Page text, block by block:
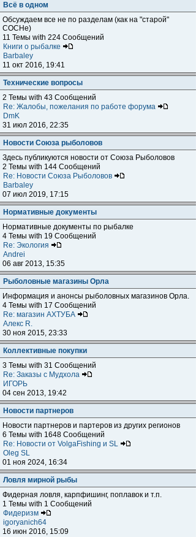
Всё в одном
Обсуждаем все не по разделам (как на "старой"
СОСНе)
11 Темы with 224 Сообщений
Книги о рыбалке
Barbaley
11 окт 2016, 19:41
Технические вопросы
2 Темы with 43 Сообщений
Re: Жалобы, пожелания по работе форума
DmK
31 июл 2016, 22:35
Новости Союза рыболовов
Здесь публикуются новости от Союза Рыболовов
2 Темы with 144 Сообщений
Re: Новости Союза Рыболовов
Barbaley
07 июл 2019, 17:15
Нормативные документы
Нормативные документы по рыбалке
4 Темы with 19 Сообщений
Re: Экология
Andrei
06 авг 2013, 15:35
Рыболовные магазины Орла
Информация и анонсы рыболовных магазинов Орла.
4 Темы with 17 Сообщений
Re: магазин АХТУБА
Алекс R.
30 ноя 2015, 23:33
Коллективные покупки
3 Темы with 31 Сообщений
Re: Заказы с Мудхола
ИГОРЬ
04 сен 2013, 19:42
Новости партнеров
Новости партнеров и партеров из других регионов
6 Темы with 1648 Сообщений
Re: Новости от VolgaFishing и SL
Oleg SL
01 ноя 2024, 16:34
Ловля мирной рыбы
Фидерная ловля, карпфишинг, поплавок и т.п.
1 Темы with 1 Сообщений
Фидеризм
igoryanich64
16 июн 2016, 15:09